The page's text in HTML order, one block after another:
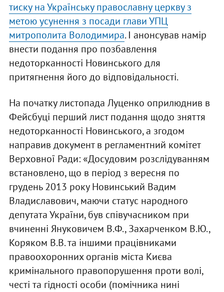
тиску на Українську православну церкву з
метою усунення з посади глави УПЦ
митрополита Володимира. І анонсував намір
внести подання про позбавлення
недоторканності Новинського для
притягнення його до відповідальності.
На початку листопада Луценко оприлюднив в
Фейсбуці перший лист подання щодо зняття
недоторканності Новинського, а згодом
направив документ в регламентний комітет
Верховної Ради: «Досудовим розслідуванням
встановлено, що в період з вересня по
грудень 2013 року Новинський Вадим
Владиславович, маючи статус народного
депутата України, був співучасником при
вчиненні Януковичем В.Ф., Захарченком В.Ю.,
Коряком В.В. та іншими працівниками
правоохоронних органів міста Києва
кримінального правопорушення проти волі,
честі та гідності особи (помічника нині